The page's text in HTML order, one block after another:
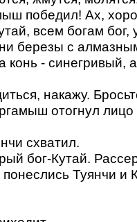
победил! Ах,
всем богам бог,
березы с
конь - синегривый,
накажу.
отогнул лицо
схватил.
бог-Кутай.
Туянчи и